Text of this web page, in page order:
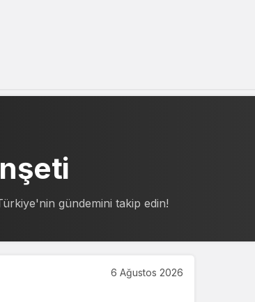
gündemini takip edin!
6 Ağustos 2026